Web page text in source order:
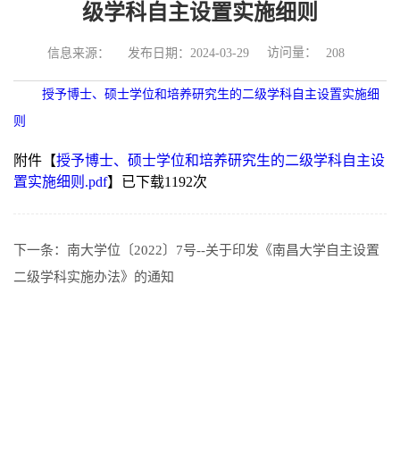
级学科自主设置实施细则
信息来源： 发布日期：2024-03-29 访问量： 208
授予博士、硕士学位和培养研究生的二级学科自主设置实施细
则
附件【授予博士、硕士学位和培养研究生的二级学科自主设
置实施细则.pdf】已下载1192次
下一条： 南大学位〔2022〕7号--关于印发《南昌大学自主设置
二级学科实施办法》的通知